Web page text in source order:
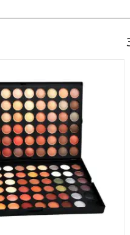
і синтетичні кисті у
індивідуально. Зручні чохли
догляд дозволять
термін їх служби.